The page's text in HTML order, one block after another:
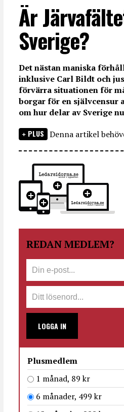
Är
Sverige?
Det nästan maniska
inklusive Carl Bildt och
förvärra situationen för
borgar för en självcensur
om hur delar av Sverige
PLUS Denna artikel
REDAN MEDLEM?
LOGGA IN
Plusmedlem
1 månad, 89 kr
6 månader, 499 kr